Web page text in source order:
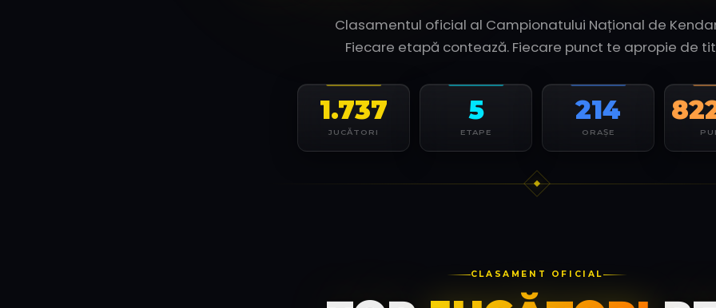
Clasamentul oficial al Campionatului Național de
Fiecare etapă contează. Fiecare punct te apropie de
1.737
JUCĂTORI
5
ETAPE
214
ORAȘE
CLASAMENT OFICIAL